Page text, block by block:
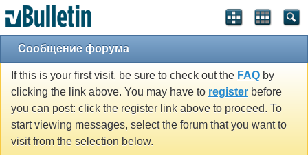
Сообщение форума
If this is your first visit, be sure to check out the FAQ by
clicking the link above. You may have to register before
you can post: click the register link above to proceed. To
start viewing messages, select the forum that you want to
visit from the selection below.